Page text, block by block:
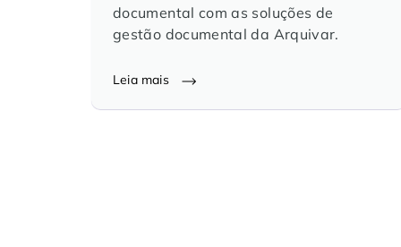
documental com as soluções de
gestão documental da Arquivar.
Leia mais